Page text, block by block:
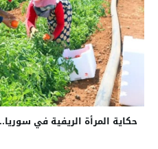
حكاية المرأة الريفية في